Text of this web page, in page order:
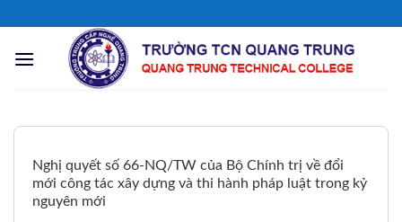
nội
Nghị quyết số 66-NQ/TW của Bộ Chính trị về đổi
mới công tác xây dựng và thi hành pháp luật trong kỷ
nguyên mới